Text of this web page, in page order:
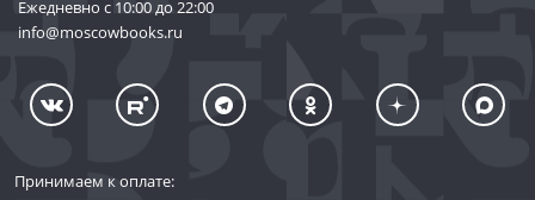
Ежедневно с 10:00 до 22:00
info@moscowbooks.ru
Принимаем к оплате: